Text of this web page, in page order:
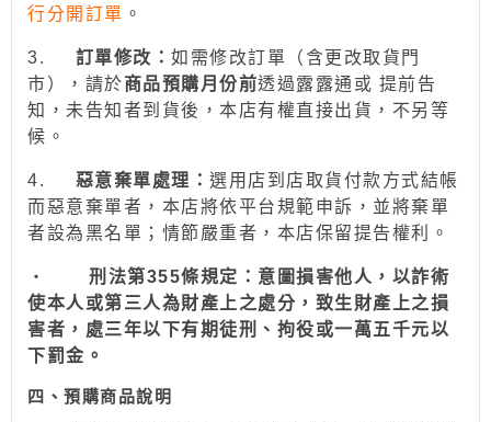
行分開訂單 。
3. 訂單修改： 如需修改訂單（含更改取貨門
市），請於商品預購月份前透過露露通 或 提前告
知，未告知者到貨後，本店有權直接出貨，不另等
候。
4. 惡意棄單處理： 選用 店到店取貨付款 方式結帳
而惡意棄單者，本店將依平台規範申訴，並將棄單
者設為 黑名單；情節嚴重者， 本店保留提告權利 。
‧
刑法第355條規定：意圖損害他人，以詐術
使本人或第三人為財產上之處分，致生財產上之損
害者，處三年以下有期徒刑、拘役或一萬五千元以
下罰金。
四、預購商品說明